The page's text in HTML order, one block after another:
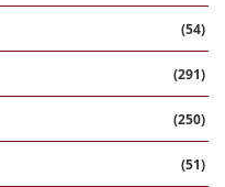
(54)
(291)
(250)
(51)